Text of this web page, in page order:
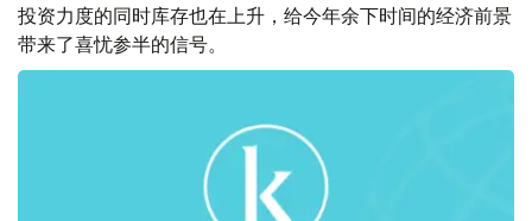
投资力度的同时库存也在上升，给今年余下时间的经济前景
带来了喜忧参半的信号。